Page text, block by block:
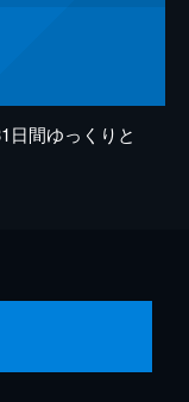
日間ゆっくりと